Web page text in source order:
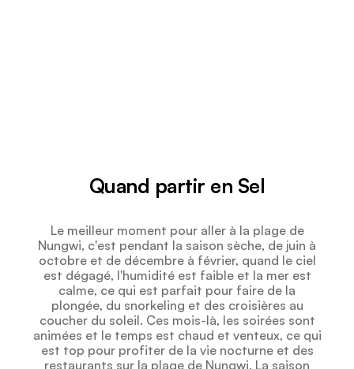
Quand partir en Sel
Le meilleur moment pour aller à la plage de
Nungwi, c'est pendant la saison sèche, de juin à
octobre et de décembre à février, quand le ciel
est dégagé, l'humidité est faible et la mer est
calme, ce qui est parfait pour faire de la
plongée, du snorkeling et des croisières au
coucher du soleil. Ces mois-là, les soirées sont
animées et le temps est chaud et venteux, ce qui
est top pour profiter de la vie nocturne et des
restaurants sur la plage de Nungwi. La saison